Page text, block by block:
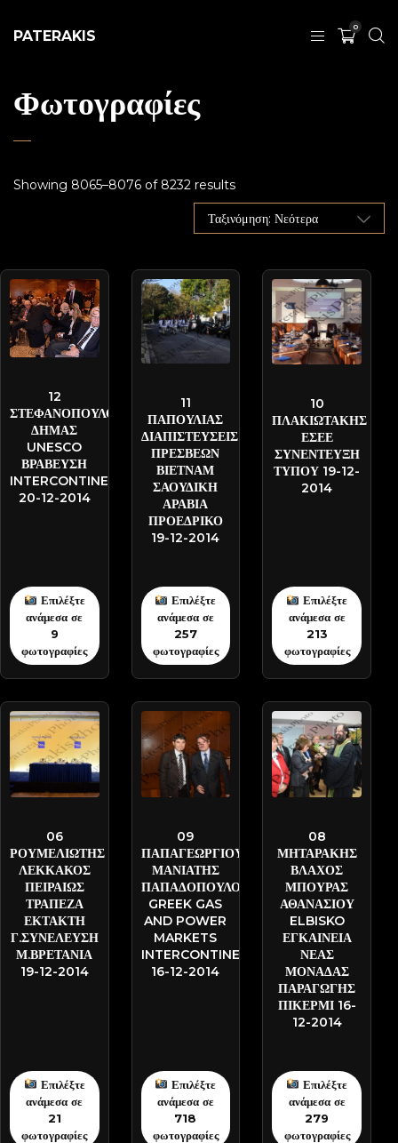
PATERAKIS
0
Φωτογραφίες
Showing 8065–8076 of 8232 results
12
ΣΤΕΦΑΝΟΠΟΥΛΟΣ
ΔΗΜΑΣ
UNESCO
ΒΡΑΒΕΥΣΗ
INTERCONTINENTAL
20-12-2014
Επιλέξτε
ανάμεσα σε
9
φωτογραφίες
11
ΠΑΠΟΥΛΙΑΣ
ΔΙΑΠΙΣΤΕΥΣΕΙΣ
ΠΡΕΣΒΕΩΝ
ΒΙΕΤΝΑΜ
ΣΑΟΥΔΙΚΗ
ΑΡΑΒΙΑ
ΠΡΟΕΔΡΙΚΟ
19-12-2014
Επιλέξτε
ανάμεσα σε
257
φωτογραφίες
10
ΠΛΑΚΙΩΤΑΚΗΣ
ΕΣΕΕ
ΣΥΝΕΝΤΕΥΞΗ
ΤΥΠΟΥ 19-12-
2014
Επιλέξτε
ανάμεσα σε
213
φωτογραφίες
06
ΡΟΥΜΕΛΙΩΤΗΣ
ΛΕΚΚΑΚΟΣ
ΠΕΙΡΑΙΩΣ
ΤΡΑΠΕΖΑ
ΕΚΤΑΚΤΗ
Γ.ΣΥΝΕΛΕΥΣΗ
Μ.ΒΡΕΤΑΝΙΑ
19-12-2014
Επιλέξτε
ανάμεσα σε
21
φωτογραφίες
09
ΠΑΠΑΓΕΩΡΓΙΟΥ
ΜΑΝΙΑΤΗΣ
ΠΑΠΑΔΟΠΟΥΛΟΣ
GREEK GAS
AND POWER
MARKETS
INTERCONTINENTAL
16-12-2014
Επιλέξτε
ανάμεσα σε
718
φωτογραφίες
08
ΜΗΤΑΡΑΚΗΣ
ΒΛΑΧΟΣ
ΜΠΟΥΡΑΣ
ΑΘΑΝΑΣΙΟΥ
ELBISKO
ΕΓΚΑΙΝΕΙΑ
ΝΕΑΣ
ΜΟΝΑΔΑΣ
ΠΑΡΑΓΩΓΗΣ
ΠΙΚΕΡΜΙ 16-
12-2014
Επιλέξτε
ανάμεσα σε
279
φωτογραφίες